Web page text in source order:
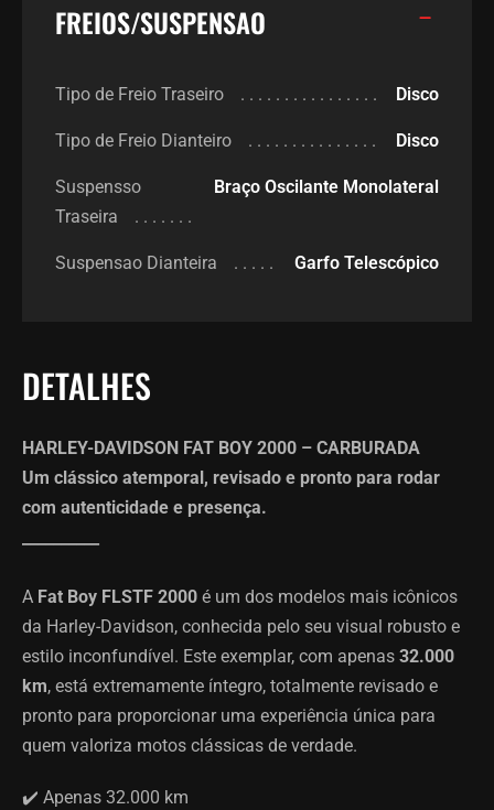
FREIOS/SUSPENSAO
Tipo de Freio Traseiro Disco
Tipo de Freio Dianteiro Disco
Suspensso
Traseira
Braço Oscilante Monolateral
Suspensao Dianteira Garfo Telescópico
DETALHES
HARLEY-DAVIDSON FAT BOY 2000 – CARBURADA
Um clássico atemporal, revisado e pronto para rodar
com autenticidade e presença.
A Fat Boy FLSTF 2000 é um dos modelos mais icônicos
da Harley-Davidson, conhecida pelo seu visual robusto e
estilo inconfundível. Este exemplar, com apenas 32.000
km, está extremamente íntegro, totalmente revisado e
pronto para proporcionar uma experiência única para
quem valoriza motos clássicas de verdade.
✔️ Apenas 32.000 km